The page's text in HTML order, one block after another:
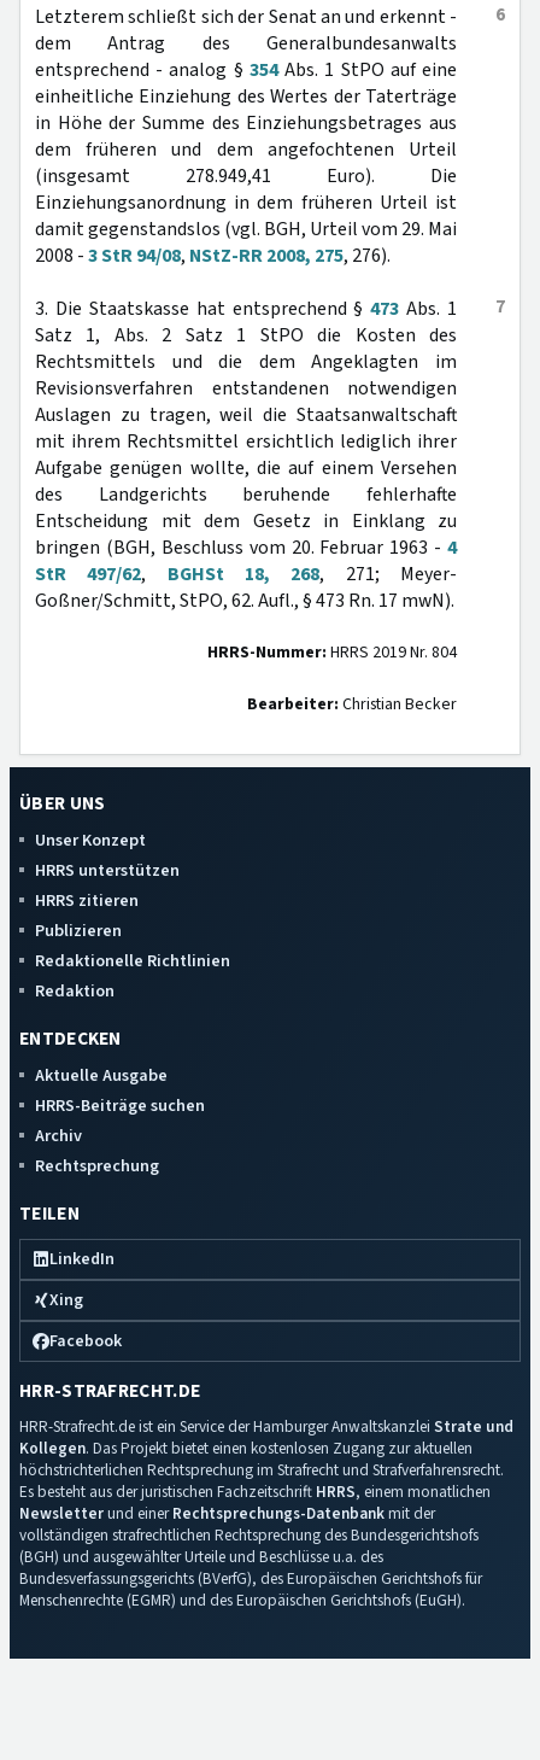
6
Letzterem schließt sich der Senat an und erkennt -
dem Antrag des Generalbundesanwalts
entsprechend - analog § 354Abs. 1 StPO auf eine
einheitliche Einziehung des Wertes der Taterträge
in Höhe der Summe des Einziehungsbetrages aus
dem früheren und dem angefochtenen Urteil
(insgesamt 278.949,41 Euro). Die
Einziehungsanordnung in dem früheren Urteil ist
damit gegenstandslos (vgl. BGH, Urteil vom 29. Mai
2008 -3 StR 94/08, NStZ-RR 2008, 275, 276).
7
3. Die Staatskasse hat entsprechend §473 Abs. 1
Satz 1, Abs. 2 Satz 1 StPO die Kosten des
Rechtsmittels und die dem Angeklagten im
Revisionsverfahren entstandenen notwendigen
Auslagen zu tragen, weil die Staatsanwaltschaft
mit ihrem Rechtsmittel ersichtlich lediglich ihrer
Aufgabe genügen wollte, die auf einem Versehen
des Landgerichts beruhende fehlerhafte
Entscheidung mit dem Gesetz in Einklang zu
bringen (BGH, Beschluss vom 20. Februar 1963 - 4
StR 497/62, BGHSt 18, 268, 271; Meyer-
Goßner/Schmitt, StPO, 62. Aufl., § 473 Rn. 17 mwN).
HRRS-Nummer: HRRS 2019 Nr. 804
Bearbeiter: Christian Becker
ÜBER UNS
Unser Konzept
HRRS unterstützen
HRRS zitieren
Publizieren
Redaktionelle Richtlinien
Redaktion
ENTDECKEN
Aktuelle Ausgabe
HRRS-Beiträge suchen
Archiv
Rechtsprechung
TEILEN
LinkedIn
Xing
Facebook
HRR-STRAFRECHT.DE
HRR-Strafrecht.de ist ein Service der Hamburger Anwaltskanzlei Strate und
Kollegen. Das Projekt bietet einen kostenlosen Zugang zur aktuellen
höchstrichterlichen Rechtsprechung im Strafrecht und Strafverfahrensrecht.
Es besteht aus der juristischen Fachzeitschrift HRRS, einem monatlichen
Newsletterund einerRechtsprechungs-Datenbankmit der
vollständigen strafrechtlichen Rechtsprechung des Bundesgerichtshofs
(BGH) und ausgewählter Urteile und Beschlüsse u.a. des
Bundesverfassungsgerichts (BVerfG), des Europäischen Gerichtshofs für
Menschenrechte (EGMR) und des Europäischen Gerichtshofs (EuGH).